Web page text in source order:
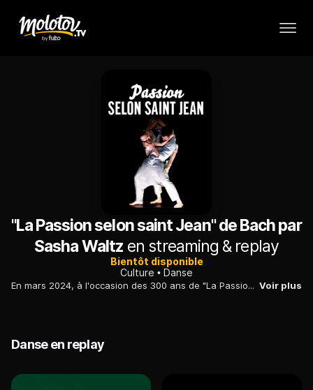
"La Passion selon saint Jean" de Bach par
Sasha Waltz en streaming & replay
Bientôt disponible
Culture
Danse
En mars 2024, à l'occasion des 300 ans de "La Passion selon saint Jean" de Jean-Sébastien Bach, créée en 1724 à Leipzig, la Berlinoise Sasha Waltz en présentait une version chorégraphiée sur la scène de l'Opéra de Dijon. Voir plus
Danse en replay